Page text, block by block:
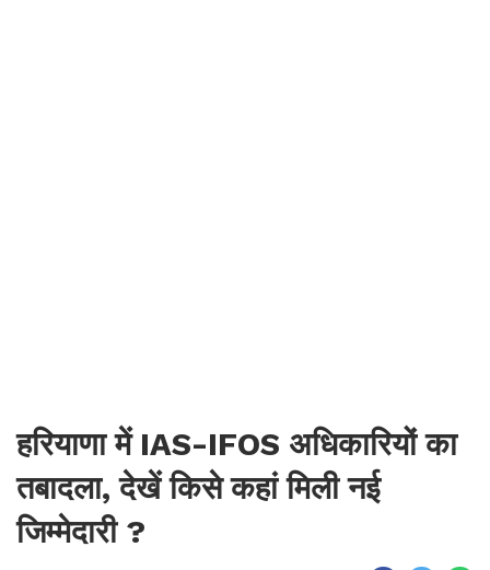
हरियाणा में IAS-IFOS अधिकारियों का
तबादला, देखें किसे कहां मिली नई
जिम्मेदारी ?